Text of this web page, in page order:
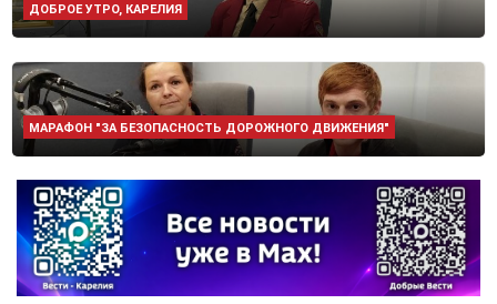
ДОБРОЕ УТРО, КАРЕЛИЯ
МАРАФОН "ЗА БЕЗОПАСНОСТЬ ДОРОЖНОГО ДВИЖЕНИЯ"